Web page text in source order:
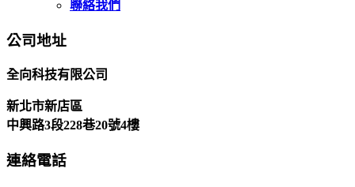
聯絡我們
公司地址
全向科技有限公司
新北市新店區
中興路3段228巷20號4樓
連絡電話